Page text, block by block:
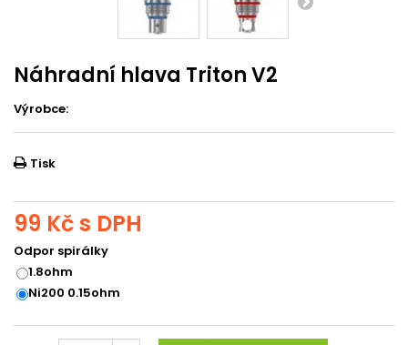
Náhradní hlava Triton V2
Výrobce:
Tisk
99 Kčs DPH
Odpor spirálky
1.8ohm
Ni200 0.15ohm